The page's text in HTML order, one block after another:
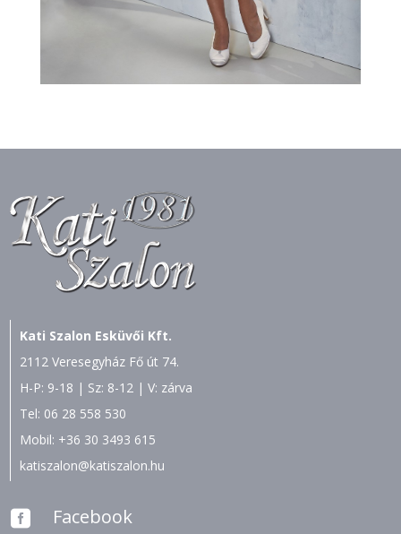
Kati Szalon Esküvői Kft.
2112 Veresegyház Fő út 74.
H-P: 9-18 | Sz: 8-12 | V: zárva
Tel: 06 28 558 530
Mobil: +36 30 3493 615
katiszalon@katiszalon.hu
 Facebook